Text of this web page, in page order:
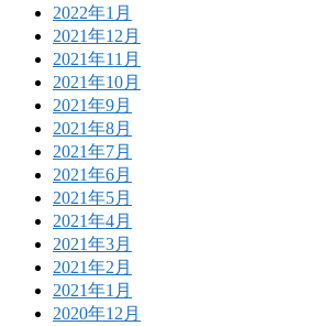
2022年1月
2021年12月
2021年11月
2021年10月
2021年9月
2021年8月
2021年7月
2021年6月
2021年5月
2021年4月
2021年3月
2021年2月
2021年1月
2020年12月